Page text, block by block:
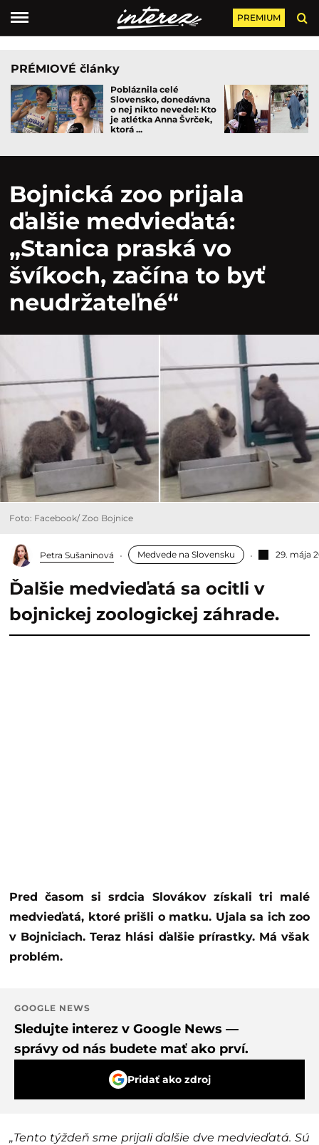
PREMIUM
PRÉMIOVÉ články
Pobláznila celé
Slovensko, donedávna
o nej nikto nevedel: Kto
je atlétka Anna Švrček,
ktorá ...
Bojnická zoo prijala
ďalšie medvieďatá:
„Stanica praská vo
švíkoch, začína to byť
neudržateľné“
Foto: Facebook/ Zoo Bojnice
Petra Sušaninová Medvede na Slovensku 29. mája
Ďalšie medvieďatá sa ocitli v
bojnickej zoologickej záhrade.
Pred časom si srdcia Slovákov získali tri malé
medvieďatá, ktoré prišli o matku. Ujala sa ich zoo
v Bojniciach. Teraz hlási ďalšie prírastky. Má však
problém.
GOOGLE NEWS
Sledujte interez v Google News —
správy od nás budete mať ako prví.
Pridať ako zdroj
„Tento týždeň sme prijali ďalšie dve medvieďatá. Sú